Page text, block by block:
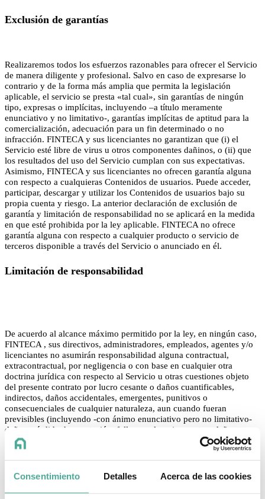
Consentimiento Detalles Acerca de las cookies
Exclusión de garantías
Realizaremos todos los esfuerzos razonables para ofrecer el Servicio
de manera diligente y profesional. Salvo en caso de expresarse lo
contrario y de la forma más amplia que permita la legislación
aplicable, el servicio se presta «tal cual», sin garantías de ningún
tipo, expresas o implícitas, incluyendo –a título meramente
enunciativo y no limitativo-, garantías implícitas de aptitud para la
comercialización, adecuación para un fin determinado o no
infracción. FINTECA y sus licenciantes no garantizan que (i) el
Servicio esté libre de virus u otros componentes dañinos, o (ii) que
los resultados del uso del Servicio cumplan con sus expectativas.
Asimismo, FINTECA y sus licenciantes no ofrecen garantía alguna
con respecto a cualquieras Contenidos de usuarios. Puede acceder,
participar, descargar y utilizar los Contenidos de usuarios bajo su
propia cuenta y riesgo. La anterior declaración de exclusión de
garantía y limitación de responsabilidad no se aplicará en la medida
en que esté prohibida por la ley aplicable. FINTECA no ofrece
garantía alguna con respecto a cualquier producto o servicio de
terceros disponible a través del Servicio o anunciado en él.
Limitación de responsabilidad
De acuerdo al alcance máximo permitido por la ley, en ningún caso,
FINTECA , sus directivos, administradores, empleados, agentes y/o
licenciantes no asumirán responsabilidad alguna contractual,
extracontractual, por negligencia o con base en cualquier otra
doctrina jurídica con respecto al Servicio u otras cuestiones objeto
del presente contrato por lucro cesante o daños cuantificables,
indirectos, daños accidentales, emergentes, punitivos o
consecuenciales de cualquier naturaleza, aun cuando fueran
previsibles (incluyendo -con ánimo enunciativo pero no limitativo-
daños, pérdida de reputación, fallas en el equipo u otros daños o
pérdidas) que surjan o se relacionen de alguna manera con (i) la
prestación de los Servicios o su imposibilidad; (ii) cualquier cambio
que podamos hacer en los Servicios, o para cualquier interrupción
permanente o temporal en la prestación de los Servicios (iii) acceso
no autorizado o alteración de sus datos o el fracaso de mantener la
confidencialidad de los datos e información facilitada, (iv) la